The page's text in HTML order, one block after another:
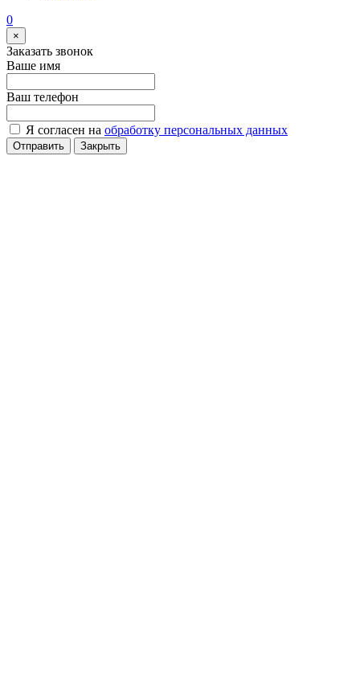
0
×
Заказать звонок
Ваше имя
Ваш телефон
Я согласен на обработку персональных данных
Отправить Закрыть